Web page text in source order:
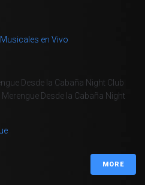
en Vivo
Desde la Cabaña Night Club
Desde la Cabaña Night
MORE